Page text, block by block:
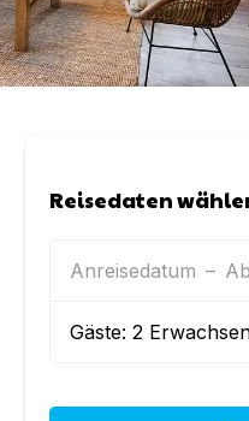
Reisedaten
Anreisedatum –
Gäste:2